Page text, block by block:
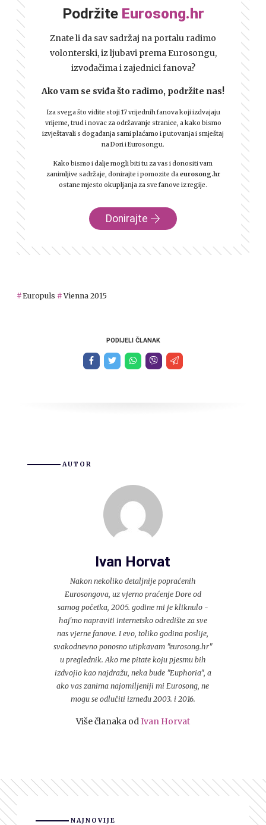
Podržite Eurosong.hr
Znate li da sav sadržaj na portalu radimo
volonterski, iz ljubavi prema Eurosongu,
izvođačima i zajednici fanova?
Ako vam se sviđa što radimo, podržite nas!
Iza svega što vidite stoji 17 vrijednih fanova koji izdvajaju
vrijeme, trud i novac za održavanje stranice, a kako bismo
izvještavali s događanja sami plaćamo i putovanja i smještaj
na Dori i Eurosongu.
Kako bismo i dalje mogli biti tu za vas i donositi vam
zanimljive sadržaje, donirajte i pomozite daeurosong.hr
ostane mjesto okupljanja za sve fanove iz regije.
Donirajte
Europuls Vienna 2015
PODIJELI ČLANAK
AUTOR
Ivan Horvat
Nakon nekoliko detaljnije popraćenih
Eurosongova, uz vjerno praćenje Dore od
samog početka, 2005. godine mi je kliknulo -
haj'mo napraviti internetsko odredište za sve
nas vjerne fanove. I evo, toliko godina poslije,
svakodnevno ponosno utipkavam "eurosong.hr"
u preglednik. Ako me pitate koju pjesmu bih
izdvojio kao najdražu, neka bude "Euphoria", a
ako vas zanima najomiljeniji mi Eurosong, ne
mogu se odlučiti između 2003. i 2016.
Više članaka odIvan Horvat
NAJNOVIJE